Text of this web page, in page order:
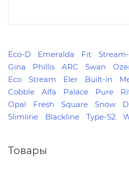
Eco-D Emeralda Fit
Gina
Phillis ARC Swan
Eco
Stream Eler Built-in
Cobble
Alfa Palace Pure
Opal
Fresh Square Snow
Slimline
Blackline Type-S2
Товары